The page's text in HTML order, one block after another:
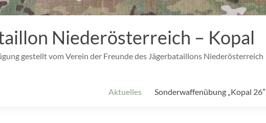
Niederösterreich – Kopal
gestellt vom Verein der Freunde des Jägerbataillons Niederösterreich
Aktuelles Sonderwaffenübung „Kopal 26″